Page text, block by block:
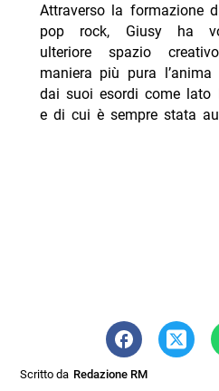
Attraverso la formazione
pop rock, Giusy ha
ulteriore spazio
maniera più pura
dai suoi esordi come lato
e di cui è sempre stata
Scritto da Redazione RM